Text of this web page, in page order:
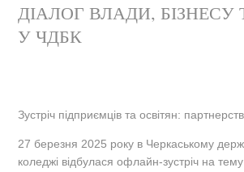
ДІАЛОГ ВЛАДИ, БІЗНЕСУ
У ЧДБК
Зустріч підприємців та освітян:
27 березня 2025 року в Черкаському
коледжі відбулася офлайн-зустріч на